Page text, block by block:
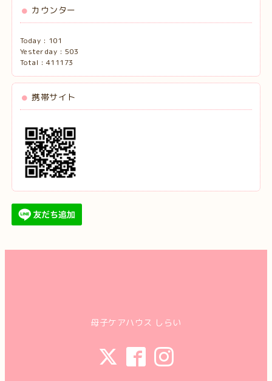
カウンター
Today : 101
Yesterday : 503
Total : 411173
携帯サイト
母子ケアハウス しらい